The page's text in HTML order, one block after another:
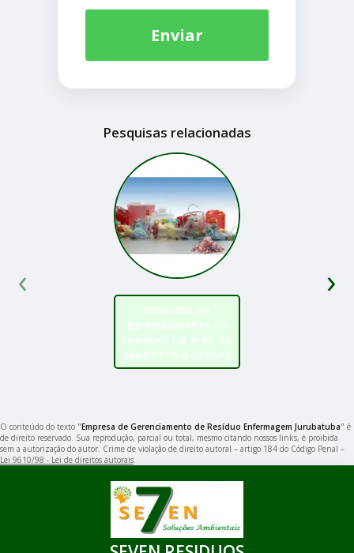
Enviar
Pesquisas relacionadas
empresa de
gerenciamento de
resíduos na área da
saúde Praia Grande
‹ ›
O conteúdo do texto "Empresa de Gerenciamento de Resíduo Enfermagem Jurubatuba" é
de direito reservado. Sua reprodução, parcial ou total, mesmo citando nossos links, é proibida
sem a autorização do autor. Crime de violação de direito autoral – artigo 184 do Código Penal –
Lei 9610/98 - Lei de direitos autorais.